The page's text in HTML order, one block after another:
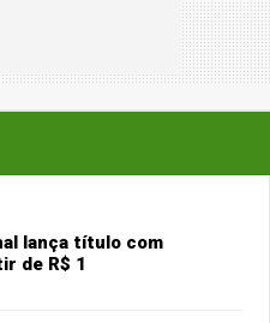
lança título com
de R$ 1